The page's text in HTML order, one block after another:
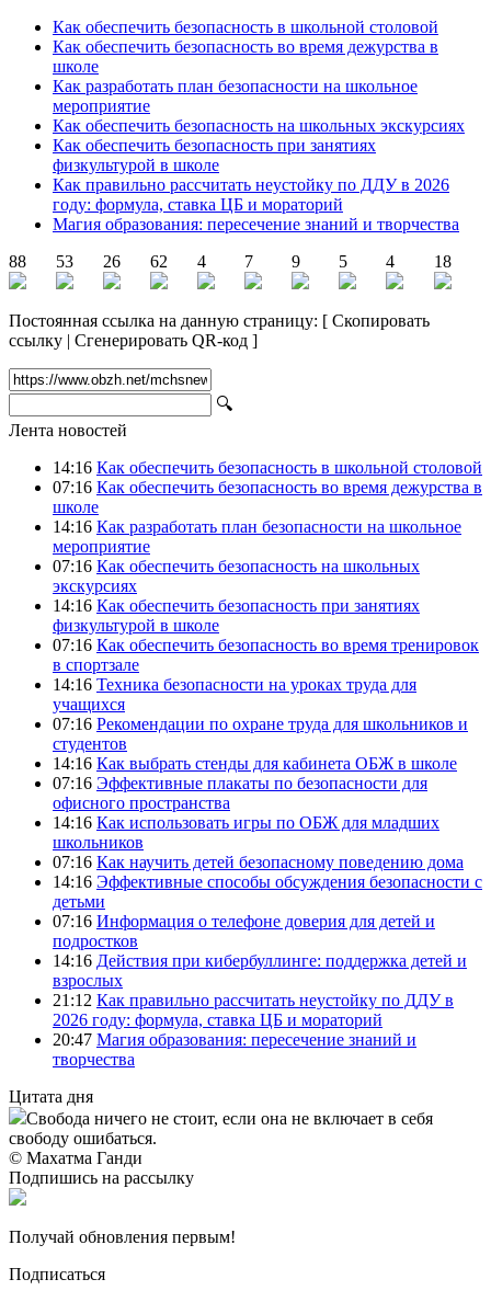
Как обеспечить безопасность в школьной столовой
Как обеспечить безопасность во время дежурства в
школе
Как разработать план безопасности на школьное
мероприятие
Как обеспечить безопасность на школьных экскурсиях
Как обеспечить безопасность при занятиях
физкультурой в школе
Как правильно рассчитать неустойку по ДДУ в 2026
году: формула, ставка ЦБ и мораторий
Магия образования: пересечение знаний и творчества
88
53 26 62 4 7 9 5 4 18
Постоянная ссылка на данную страницу: [ Скопировать
ссылку | Сгенерировать QR-код ]
🔍
Лента новостей
14:16 Как обеспечить безопасность в школьной столовой
07:16 Как обеспечить безопасность во время дежурства в
школе
14:16 Как разработать план безопасности на школьное
мероприятие
07:16 Как обеспечить безопасность на школьных
экскурсиях
14:16 Как обеспечить безопасность при занятиях
физкультурой в школе
07:16 Как обеспечить безопасность во время тренировок
в спортзале
14:16 Техника безопасности на уроках труда для
учащихся
07:16 Рекомендации по охране труда для школьников и
студентов
14:16 Как выбрать стенды для кабинета ОБЖ в школе
07:16 Эффективные плакаты по безопасности для
офисного пространства
14:16 Как использовать игры по ОБЖ для младших
школьников
07:16 Как научить детей безопасному поведению дома
14:16 Эффективные способы обсуждения безопасности с
детьми
07:16 Информация о телефоне доверия для детей и
подростков
14:16 Действия при кибербуллинге: поддержка детей и
взрослых
21:12 Как правильно рассчитать неустойку по ДДУ в
2026 году: формула, ставка ЦБ и мораторий
20:47 Магия образования: пересечение знаний и
творчества
Цитата дня
Свобода ничего не стоит, если она не включает в себя
свободу ошибаться.
© Махатма Ганди
Подпишись на рассылку
Получай обновления первым!
Подписаться